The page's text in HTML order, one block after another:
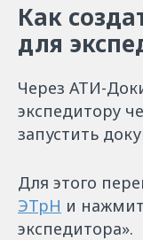
Как
для
Через АТИ-
экспедитору
запустить
Для этого
ЭТрН и
экспедитора».